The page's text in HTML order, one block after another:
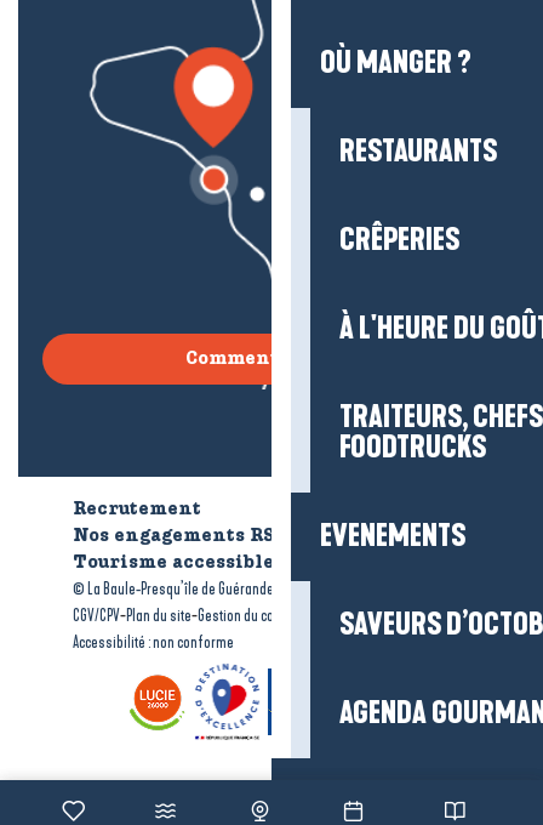
OÙ MANGER ?
RESTAURANTS
CRÊPERIES
À L'HEURE DU
TRAITEURS,
FOODTRUCKS
EVENEMENTS
SAVEURS
AGENDA
Organiser
Comment venir ?
Recrutement
Nos engagements RSE
Tourisme accessible
© La Baule-Presqu’île de Guérande tourisme
CGV/CPV-Plan du site-Gestion du consentement-
Accessibilité : non conforme